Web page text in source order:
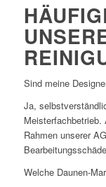
Sind meine
Ja,
Rahmen unserer
Welche Daunen-